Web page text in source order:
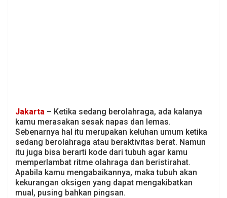
Jakarta – Ketika sedang berolahraga, ada kalanya
kamu merasakan sesak napas dan lemas.
Sebenarnya hal itu merupakan keluhan umum ketika
sedang berolahraga atau beraktivitas berat. Namun
itu juga bisa berarti kode dari tubuh agar kamu
memperlambat ritme olahraga dan beristirahat.
Apabila kamu mengabaikannya, maka tubuh akan
kekurangan oksigen yang dapat mengakibatkan
mual, pusing bahkan pingsan.